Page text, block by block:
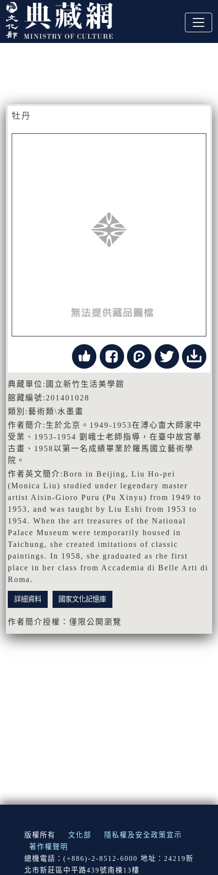
跳到主要內容
:::
牡丹
典藏單位:國立新竹生活美學館
館藏編號:201401028
類別:藝術類\水墨畫
作者簡介:生於北京。1949-1953在溥心畬大師家中
受業、1953-1954 劉峨士老師指導，在臺中故宮摹
古畫、1958以第一名成績畢業於羅馬國立藝術學
院。
作者英文簡介:Born in Beijing, Liu Ho-pei
(Monica Liu) studied under legendary master
artist Aisin-Gioro Puru (Pu Xinyu) from 1949 to
1953, and was taught by Liu Eshi from 1953 to
1954. When the art treasures of the National
Palace Museum were temporarily housed in
Taichung, she created imitations of classic
paintings. In 1958, she graduated as rhe first
place in her class from Accademia di Belle Arti di
Roma.
詳細資料 國家文化記憶庫
作者簡介授權：僅限公開瀏覽
:::
版權所有 文化部
隱私權及安全政策宣示
著作權聲明
總機電話：(+886)-2-8512-6000 地址：24219新
北市新莊區中平路439號南棟13樓